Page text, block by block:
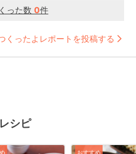
った数 0件
くったよレポートを投稿する
シピ
おすすめ